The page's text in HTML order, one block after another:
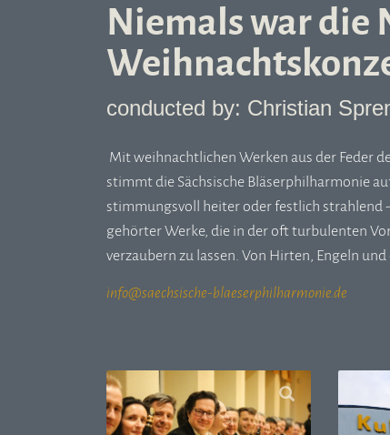
Niemals war die
conducted by: Christian
Mit weihnachtlichen Werken aus der Feder
stimmt die Sächsische Bläserphilharmonie
stimmungsvoll heiter oder festlich strahlend
gehörter Werke, die in der oft turbulenten
verzaubern zu lassen. Von Hirten, Engeln